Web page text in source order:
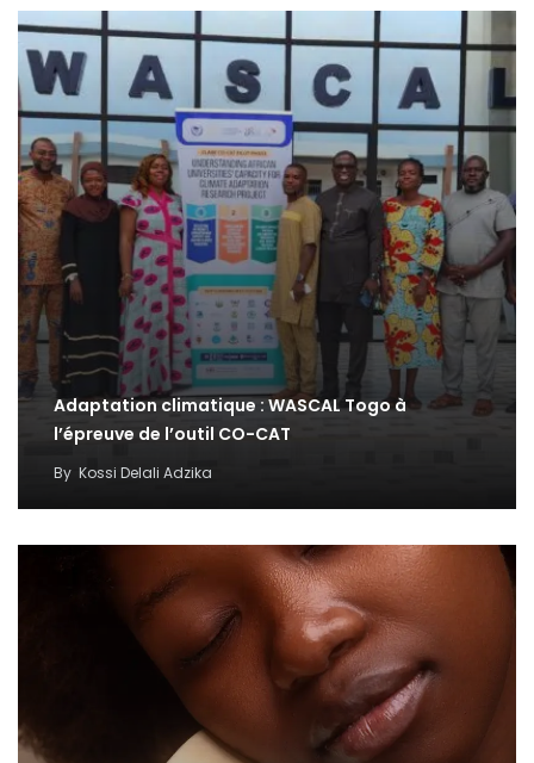
Adaptation climatique : WASCAL Togo à
l’épreuve de l’outil CO-CAT
By Kossi Delali Adzika